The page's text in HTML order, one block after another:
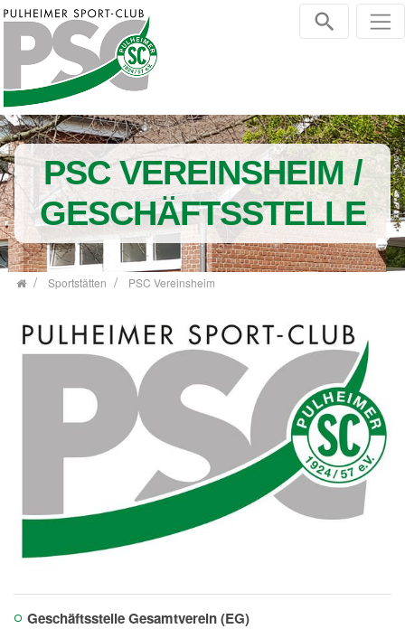
Zum Inhalt springen
PSC VEREINSHEIM /
GESCHÄFTSSTELLE
Sportstätten PSC Vereinsheim
Geschäftsstelle Gesamtverein (EG)